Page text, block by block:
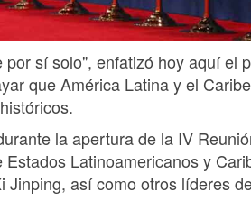
sí solo", enfatizó hoy aquí el
que América Latina y el
la apertura de la IV
Latinoamericanos y
Jinping, así como otros líderes